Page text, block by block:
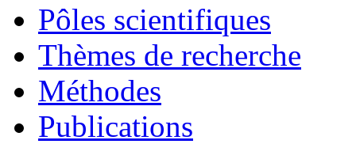
Pôles scientifiques
Thèmes de recherche
Méthodes
Publications